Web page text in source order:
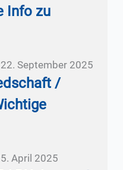
Info zu
22. September 2025
/
5. April 2025